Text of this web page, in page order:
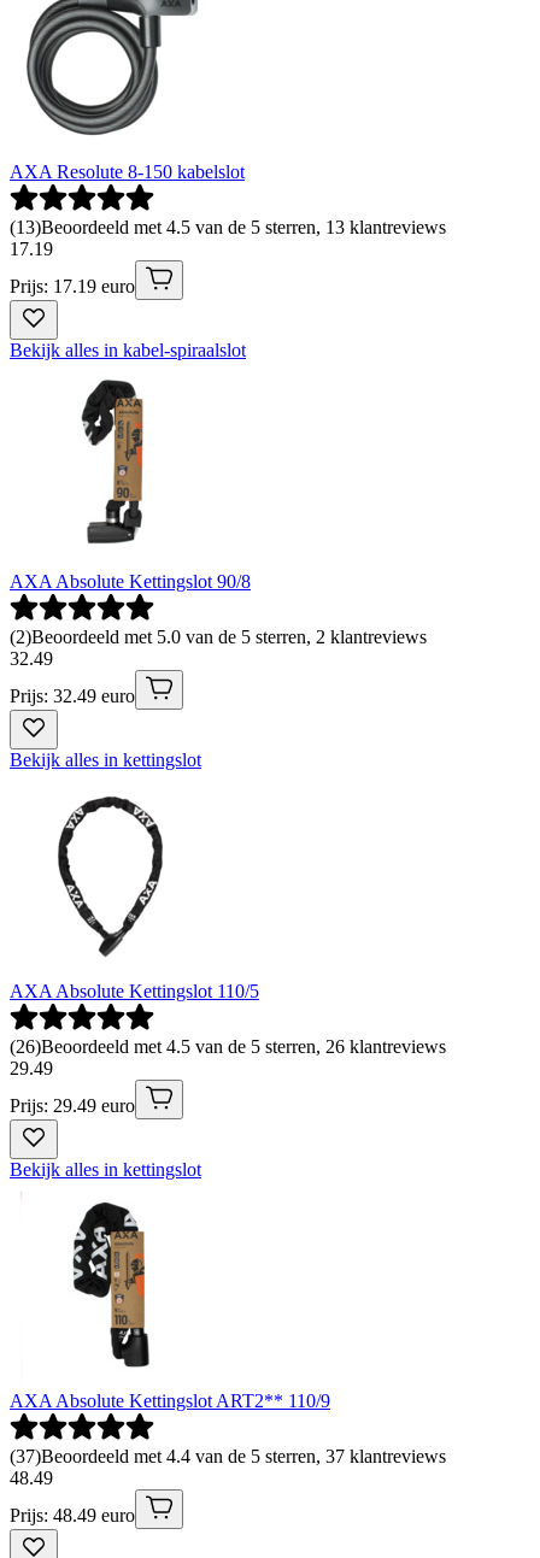
AXA Resolute 8-150 kabelslot
(13)Beoordeeld met 4.5 van de 5 sterren, 13 klantreviews
17.19
Prijs: 17.19 euro
Bekijk alles in kabel-spiraalslot
AXA Absolute Kettingslot 90/8
(2)Beoordeeld met 5.0 van de 5 sterren, 2 klantreviews
32.49
Prijs: 32.49 euro
Bekijk alles in kettingslot
AXA Absolute Kettingslot 110/5
(26)Beoordeeld met 4.5 van de 5 sterren, 26 klantreviews
29.49
Prijs: 29.49 euro
Bekijk alles in kettingslot
AXA Absolute Kettingslot ART2** 110/9
(37)Beoordeeld met 4.4 van de 5 sterren, 37 klantreviews
48.49
Prijs: 48.49 euro